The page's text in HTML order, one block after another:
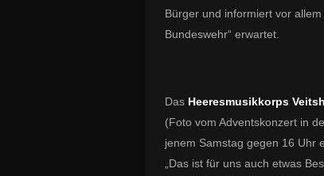
Bürger und informiert vor
Bundeswehr“ erwartet.
Das Heeresmusikkorps
(Foto vom Adventskonzert in
jenem Samstag gegen 16 Uhr
„Das ist für uns auch etwas